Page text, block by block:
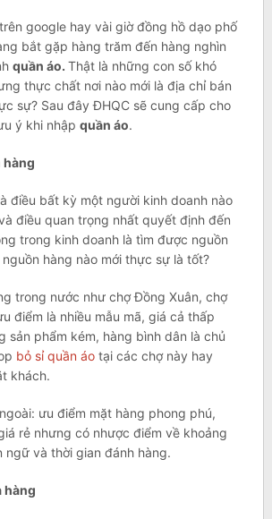
google hay vài giờ đồng hồ dạo phố
bắt gặp hàng trăm đến hàng nghìn
quần áo. Thật là những con số khó
thực chất nơi nào mới là địa chỉ bán
sự? Sau đây ĐHQC sẽ cung cấp cho
ý khi nhập quần áo.
hàng
điều bất kỳ một người kinh doanh nào
điều quan trọng nhất quyết định đến
trong kinh doanh là tìm được nguồn
hàng nào mới thực sự là tốt?
trong nước như chợ Đồng Xuân, chợ
điểm là nhiều mẫu mã, giá cả thấp
sản phẩm kém, hàng bình dân là chủ
bỏ sỉ quần áotại các chợ này hay
khách.
ưu điểm mặt hàng phong phú,
rẻ nhưng có nhược điểm về khoảng
ngữ và thời gian đánh hàng.
hàng